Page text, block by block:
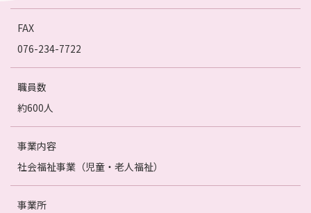
FAX
076-234-7722
職員数
約600人
事業内容
社会福祉事業（児童・老人福祉）
事業所